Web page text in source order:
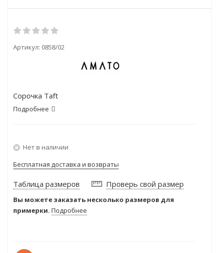
Артикул: 0858/02
Сорочка Taft
Подробнее
Нет в наличии
Бесплатная доставка и возвраты
Таблица размеров Проверь свой размер
Вы можете заказать несколько размеров для
примерки. Подробнее